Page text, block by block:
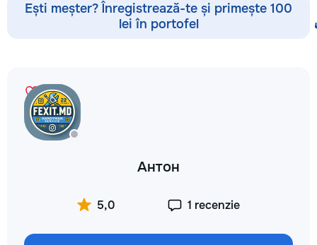
Ești meșter? Înregistrează-te și primește 100
lei în portofel
Антон
5,0 1 recenzie